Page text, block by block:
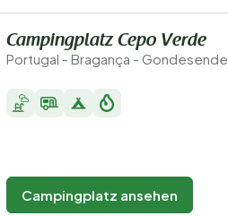
Campingplatz Cepo Verde
Portugal - Bragança - Gondesende
Campingplatz ansehen